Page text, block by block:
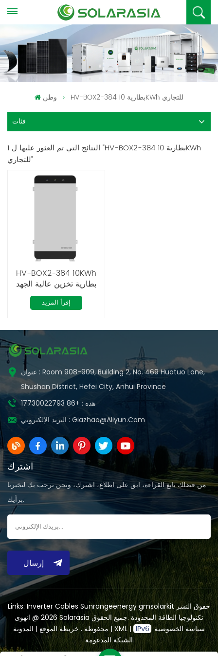
وطن HV-BOX2-384 بطارية 10KWh للتجاري
فئات
1 النتائج التي تم العثور عليها ل "HV-BOX2-384 بطارية 10KWh
للتجاري"
HV-BOX2-384 10KWh
بطارية تخزين عالية الجهد
من نوع الأرضية
إقرأ المزيد
عنوان : Room 908-909, Building 2, No. 469 Huatuo Lane,
Shushan District, Hefei City, Anhui Province
هذه : +86 17730022793
البريد الإلكتروني : Giazhao@aliyun.com
اشترك
من فضلك تابع القراءة، ابق على اطلاع، اشترك، ونحن نرحب بك لتخبرنا
برأيك.
إرسال
Links: Inverter Cables Sunrangeenergy gmsolarkit
2026 @ انهوى Solarasia تكنولوجيا الطاقة المحدودة .جميع الحقوق
محفوظة . خريطة الموقع | | XML|
سياسة الخصوصية
الشبكة المدعومة